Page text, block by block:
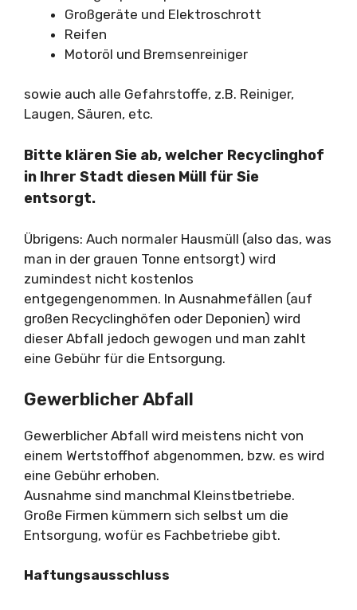
Großgeräte und Elektroschrott
Reifen
Motoröl und Bremsenreiniger
sowie auch alle Gefahrstoffe, z.B. Reiniger,
Laugen, Säuren, etc.
Bitte klären Sie ab, welcher Recyclinghof
in Ihrer Stadt diesen Müll für Sie
entsorgt.
Übrigens: Auch normaler Hausmüll (also das, was
man in der grauen Tonne entsorgt) wird
zumindest nicht kostenlos
entgegengenommen. In Ausnahmefällen (auf
großen Recyclinghöfen oder Deponien) wird
dieser Abfall jedoch gewogen und man zahlt
eine Gebühr für die Entsorgung.
Gewerblicher Abfall
Gewerblicher Abfall wird meistens nicht von
einem Wertstoffhof abgenommen, bzw. es wird
eine Gebühr erhoben.
Ausnahme sind manchmal Kleinstbetriebe.
Große Firmen kümmern sich selbst um die
Entsorgung, wofür es Fachbetriebe gibt.
Haftungsausschluss